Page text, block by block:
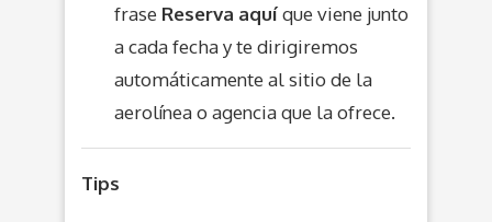
frase Reserva aquíque viene junto
a cada fecha y te dirigiremos
automáticamente al sitio de la
aerolínea o agencia que la ofrece.
Tips